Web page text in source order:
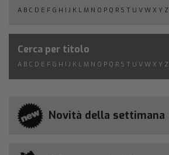
A B C D E F G H I J K L M N O P Q R S T U V W X Y Z
Cerca per titolo
A B C D E F G H I J K L M N O P Q R S T U V W X Y Z
Novità della settimana